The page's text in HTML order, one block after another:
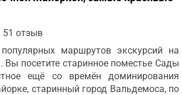
51 отзыв
маршрутов экскурсий на
Вы посетите старинное поместье Сады
ещё со времён доминирования
старинный город Вальдемоса, по